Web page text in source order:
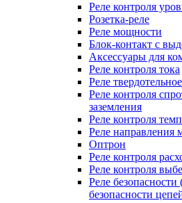
Реле контроля
Розетка-реле
Реле мощности
Блок-контакт с
Аксессуары для
Реле контроля тока
Реле твердотельное
Реле контроля
заземления
Реле контроля
Реле направления
Оптрон
Реле контроля
Реле контроля
Реле безопасности
безопасности